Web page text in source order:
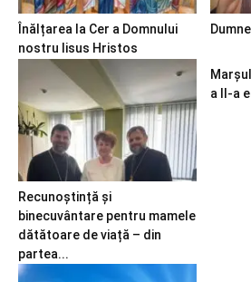
Înălțarea la Cer a Domnului
nostru Iisus Hristos
Recunoștință și
binecuvântare pentru mamele
dătătoare de viață – din
partea...
a II-a